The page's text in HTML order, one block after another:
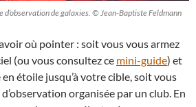
d’observation de galaxies. © Jean-Baptiste Feldmann
où pointer : soit vous vous armez
(ou vous consultez ce mini-guide) et
étoile jusqu’à votre cible, soit vous
organisée par un club. En